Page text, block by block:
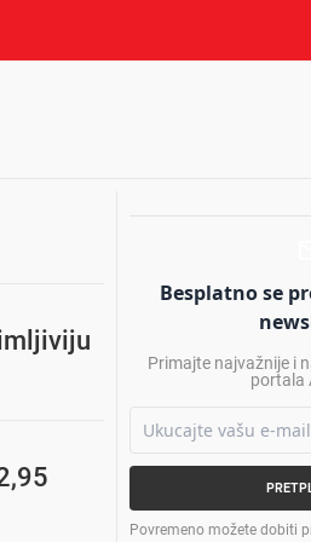
Besplatno se
Primajte najvažnije i
portala
Povremeno možete dobiti